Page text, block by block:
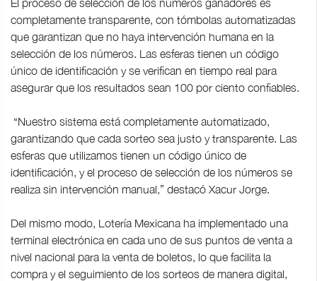
El proceso de selección de los números ganadores es
completamente transparente, con tómbolas automatizadas
que garantizan que no haya intervención humana en la
selección de los números. Las esferas tienen un código
único de identificación y se verifican en tiempo real para
asegurar que los resultados sean 100 por ciento confiables.
“Nuestro sistema está completamente automatizado,
garantizando que cada sorteo sea justo y transparente. Las
esferas que utilizamos tienen un código único de
identificación, y el proceso de selección de los números se
realiza sin intervención manual,” destacó Xacur Jorge.
Del mismo modo, Lotería Mexicana ha implementado una
terminal electrónica en cada uno de sus puntos de venta a
nivel nacional para la venta de boletos, lo que facilita la
compra y el seguimiento de los sorteos de manera digital,